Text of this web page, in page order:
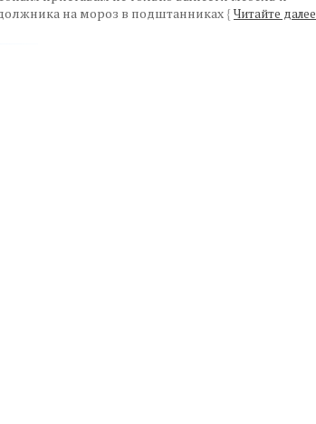
на мороз в подштанниках { Читайте далее